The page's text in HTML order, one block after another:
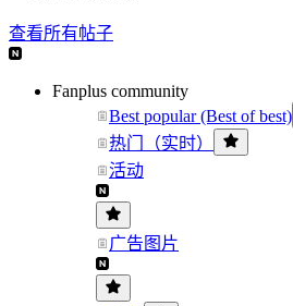
查看所有帖子
Fanplus community
Best popular (Best of best)
热门（实时）
活动
广告图片